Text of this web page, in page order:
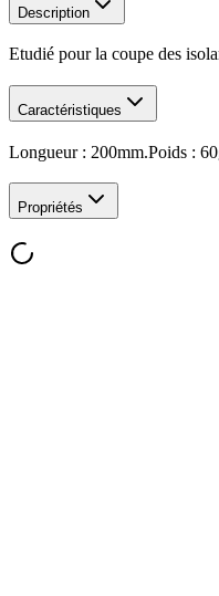
Description
Etudié pour la coupe des
Caractéristiques
Longueur : 200mm.Poids :
Propriétés